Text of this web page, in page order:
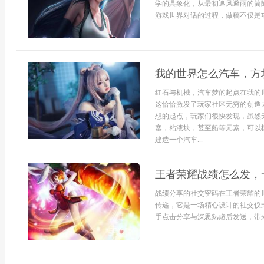
学的具象化，从最初遮风避雨的
游戏世界对话的过程，做稿不仅是
我的世界怎么汽车，
红石与机械，汽车梦的起点在我
这恰恰激发了玩家社区无穷的创
想的起点，玩家们很快发现，虽
塞，粘液块，甚至船等元素，可
建造一个汽车...
王者荣耀战绩怎么发
战绩分享的社交密码在王者荣耀
传递，它是一场精心设计的社交
手点击分享与深思熟虑后发送，带